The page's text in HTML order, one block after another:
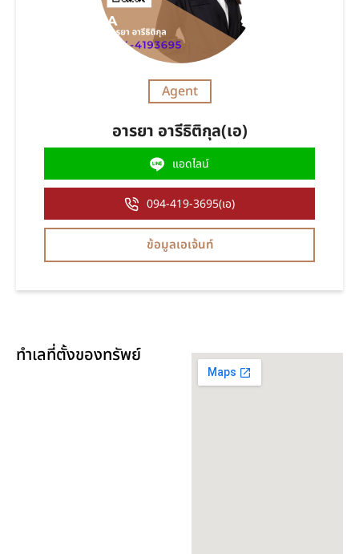
Agent
อารยา อารีธิติกุล(เอ)
แอดไลน์
094-419-3695(เอ)
ข้อมูลเอเจ้นท์
ทำเลที่ตั้งของทรัพย์